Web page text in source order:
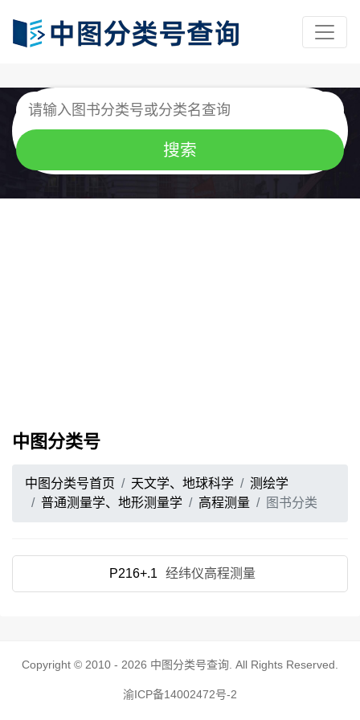
中图分类号
中图分类号首页 天文学、地球科学
测绘学
普通测量学、地形测量学
高程测量 图书分类
P216+.1 经纬仪高程测量
Copyright © 2010 - 2026 中图分类号查询 . All Rights Reserved.
渝ICP备14002472号-2